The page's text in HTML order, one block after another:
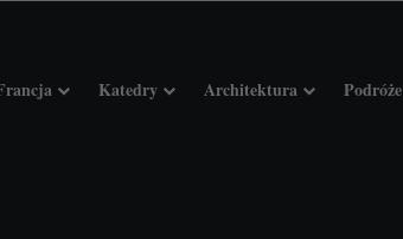
Katedry Architektura Podróże